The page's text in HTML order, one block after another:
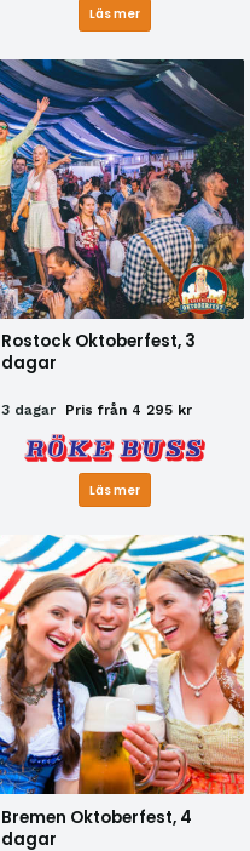
Läs mer
Rostock Oktoberfest, 3
dagar
3 dagar Pris från 4 295 kr
Läs mer
Bremen Oktoberfest, 4
dagar